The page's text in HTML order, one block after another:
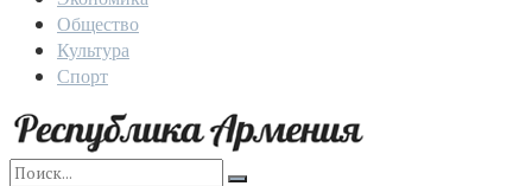
Общество
Культура
Спорт